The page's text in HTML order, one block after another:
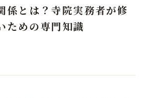
係とは？寺院実務者が修
ための専門知識